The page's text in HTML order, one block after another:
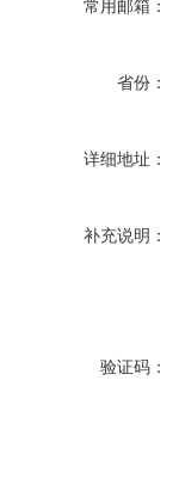
常用邮箱：
省份：
详细地址：
补充说明：
验证码：